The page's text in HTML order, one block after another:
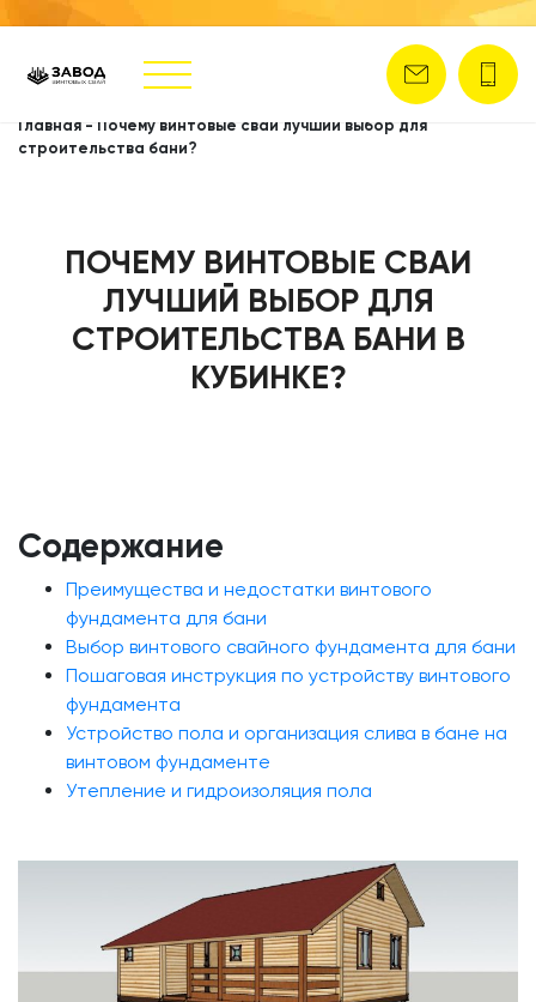
Главная - Почему винтовые сваи лучший выбор для
строительства бани?
ПОЧЕМУ ВИНТОВЫЕ СВАИ
ЛУЧШИЙ ВЫБОР ДЛЯ
СТРОИТЕЛЬСТВА БАНИ В
КУБИНКЕ?
Содержание
Преимущества и недостатки винтового
фундамента для бани
Выбор винтового свайного фундамента для бани
Пошаговая инструкция по устройству винтового
фундамента
Устройство пола и организация слива в бане на
винтовом фундаменте
Утепление и гидроизоляция пола